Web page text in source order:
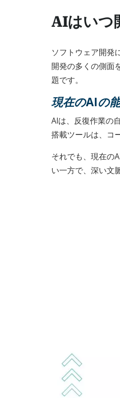
AIはいつ
ソフトウェア開発
開発の多くの側面
題です。
現在のAIの
AIは、反復作業の
搭載ツールは、コ
それでも、現在の
い一方で、深い文